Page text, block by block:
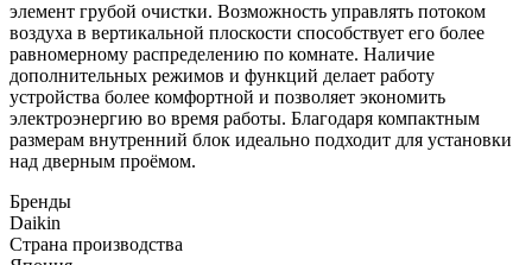
элемент грубой очистки. Возможность управлять потоком
воздуха в вертикальной плоскости способствует его более
равномерному распределению по комнате. Наличие
дополнительных режимов и функций делает работу
устройства более комфортной и позволяет экономить
электроэнергию во время работы. Благодаря компактным
размерам внутренний блок идеально подходит для установки
над дверным проёмом.
Бренды
Daikin
Страна производства